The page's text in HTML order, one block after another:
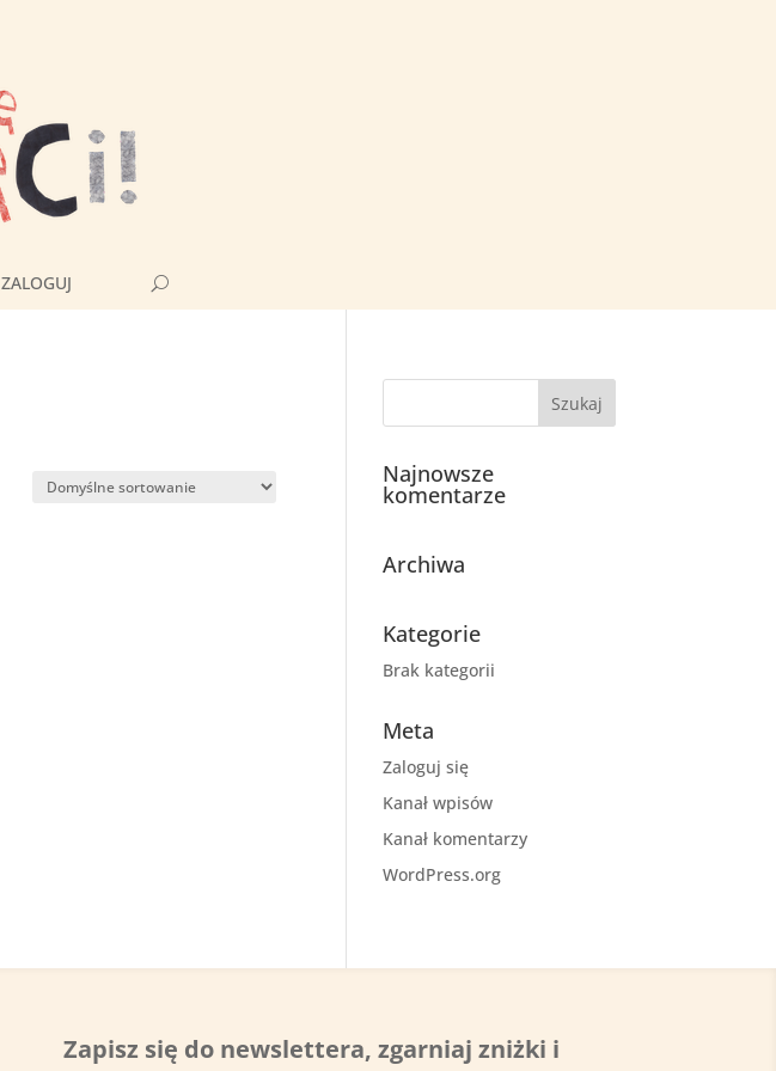
ZALOGUJ
Najnowsze
komentarze
Archiwa
Kategorie
Brak kategorii
Meta
Zaloguj się
Kanał wpisów
Kanał komentarzy
WordPress.org
Zapisz się do newslettera, zgarniaj zniżki i